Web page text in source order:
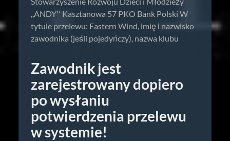
,,ANDY'' Kasztanowa 57 PKO Bank Polski W
tytule przelewu: Eastern Wind, imię i nazwisko
zawodnika (jeśli pojedyńczy), nazwa klubu
Zawodnik jest
zarejestrowany dopiero
po wysłaniu
potwierdzenia przelewu
w systemie!